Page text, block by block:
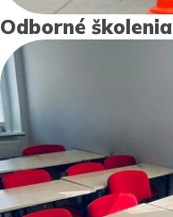
Odborné školenia